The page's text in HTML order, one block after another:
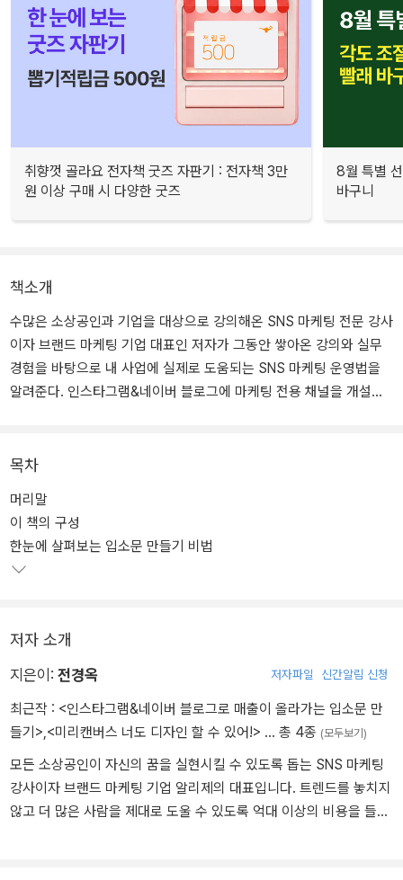
취향껏 골라요 전자책 굿즈 자판기 : 전자책 3만
원 이상 구매 시 다양한 굿즈
8월 특별
바구니
책소개
수많은 소상공인과 기업을 대상으로 강의해온 SNS 마케팅 전문 강사
이자 브랜드 마케팅 기업 대표인 저자가 그동안 쌓아온 강의와 실무
경험을 바탕으로 내 사업에 실제로 도움되는 SNS 마케팅 운영법을
알려준다. 인스타그램&네이버 블로그에 마케팅 전용 채널을 개설하
시작할 때 유용하게 참고할 수 있는 특별부록까지 내 사업을 온라인
목차
머리말
이 책의 구성
한눈에 살펴보는 입소문 만들기 비법
저자 소개
지은이: 전경옥 저자파일 신간알림 신청
최근작 : <인스타그램&네이버 블로그로 매출이 올라가는 입소문 만
들기> <미리캔버스 너도 디자인 할 수 있어!> … 총 4종 (모두보기)
모든 소상공인이 자신의 꿈을 실현시킬 수 있도록 돕는 SNS 마케팅
강사이자 브랜드 마케팅 기업 알리제의 대표입니다. 트렌드를 놓치지
않고 더 많은 사람을 제대로 도울 수 있도록 억대 이상의 비용을 들여